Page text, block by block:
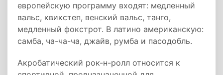
европейскую программу входят: медленный
вальс, квикстеп, венский вальс, танго,
медленный фокстрот. В латино американскую:
самба, ча-ча-ча, джайв, румба и пасодобль.
Акробатический рок-н-ролл относится к